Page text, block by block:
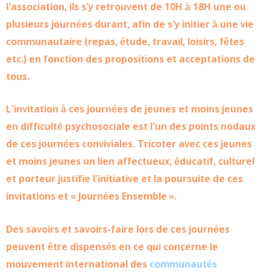
l’association, ils s’y retrouvent de 10H à 18H une ou
plusieurs journées durant, afin de s’y initier à une vie
communautaire (repas, étude, travail, loisirs, fêtes
etc.) en fonction des propositions et acceptations de
tous.
L’invitation à ces journées de jeunes et moins jeunes
en difficulté psychosociale est l’un des points nodaux
de ces journées conviviales. Tricoter avec ces jeunes
et moins jeunes un lien affectueux, éducatif, culturel
et porteur justifie l’initiative et la poursuite de ces
invitations et « Journées Ensemble ».
Des savoirs et savoirs-faire lors de ces journées
peuvent être dispensés en ce qui concerne le
mouvement international des communautés